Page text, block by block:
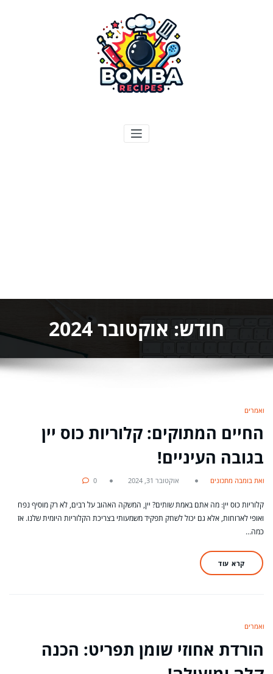
חודש: אוקטובר 2024
מאמרים
החיים המתוקים: קלוריות כוס יין
בגובה העיניים!
מאת בומבה מתכונים אוקטובר 31, 2024 0
קלוריות כוס יין: מה אתם באמת שותים? יין, המשקה האהוב על רבים, לא רק מוסיף נפח
ואופי לארוחות, אלא גם יכול לשחק תפקיד משמעותי בצריכת הקלוריות היומית שלנו. אז
כמה…
קרא עוד
מאמרים
הורדת אחוזי שומן תפריט: הכנה